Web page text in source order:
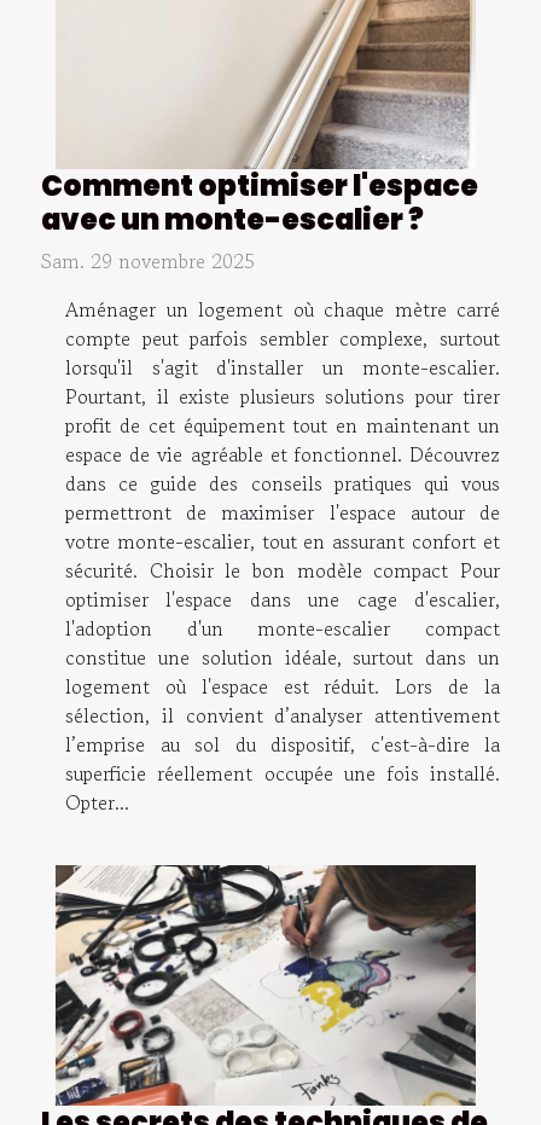
Comment optimiser l'espace
avec un monte-escalier ?
Sam. 29 novembre 2025
Aménager un logement où chaque mètre carré
compte peut parfois sembler complexe, surtout
lorsqu'il s'agit d'installer un monte-escalier.
Pourtant, il existe plusieurs solutions pour tirer
profit de cet équipement tout en maintenant un
espace de vie agréable et fonctionnel. Découvrez
dans ce guide des conseils pratiques qui vous
permettront de maximiser l'espace autour de
votre monte-escalier, tout en assurant confort et
sécurité. Choisir le bon modèle compact Pour
optimiser l'espace dans une cage d'escalier,
l'adoption d'un monte-escalier compact
constitue une solution idéale, surtout dans un
logement où l'espace est réduit. Lors de la
sélection, il convient d’analyser attentivement
l’emprise au sol du dispositif, c'est-à-dire la
superficie réellement occupée une fois installé.
Opter...